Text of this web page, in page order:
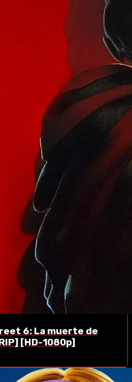
6: La muerte de
[HD-1080p]